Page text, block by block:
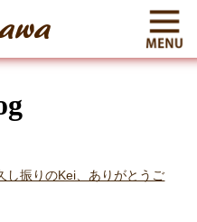
し振りのKei、ありがとうご